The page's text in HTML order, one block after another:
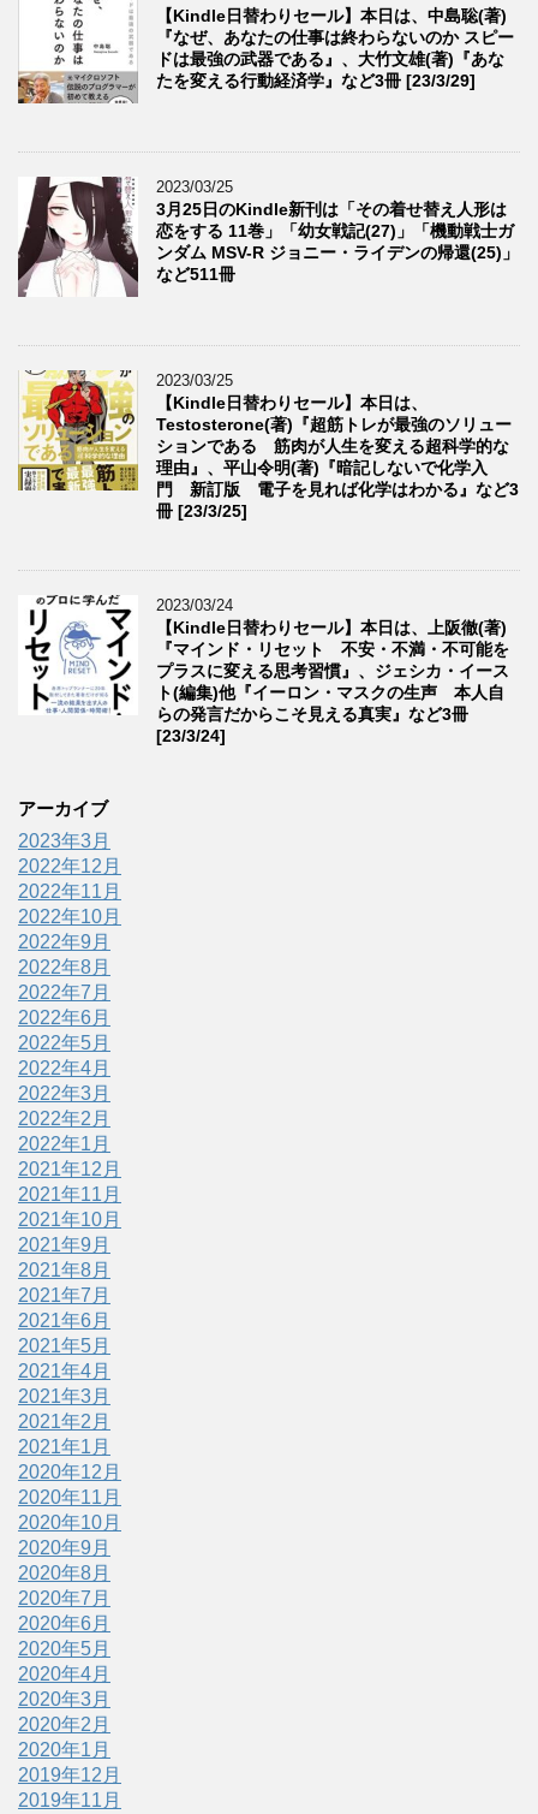
【Kindle日替わりセール】本日は、中島聡(著)
『なぜ、あなたの仕事は終わらないのか スピー
ドは最強の武器である』、大竹文雄(著)『あな
たを変える行動経済学』など3冊 [23/3/29]
2023/03/25
3月25日のKindle新刊は「その着せ替え人形は
恋をする 11巻」「幼女戦記(27)」「機動戦士ガ
ンダム MSV-R ジョニー・ライデンの帰還(25)」
など511冊
2023/03/25
【Kindle日替わりセール】本日は、
Testosterone(著)『超筋トレが最強のソリュー
ションである 筋肉が人生を変える超科学的な
理由』、平山令明(著)『暗記しないで化学入
門 新訂版 電子を見れば化学はわかる』など3
冊 [23/3/25]
2023/03/24
【Kindle日替わりセール】本日は、上阪徹(著)
『マインド・リセット 不安・不満・不可能を
プラスに変える思考習慣』、ジェシカ・イース
ト(編集)他『イーロン・マスクの生声 本人自
らの発言だからこそ見える真実』など3冊
[23/3/24]
アーカイブ
2023年3月
2022年12月
2022年11月
2022年10月
2022年9月
2022年8月
2022年7月
2022年6月
2022年5月
2022年4月
2022年3月
2022年2月
2022年1月
2021年12月
2021年11月
2021年10月
2021年9月
2021年8月
2021年7月
2021年6月
2021年5月
2021年4月
2021年3月
2021年2月
2021年1月
2020年12月
2020年11月
2020年10月
2020年9月
2020年8月
2020年7月
2020年6月
2020年5月
2020年4月
2020年3月
2020年2月
2020年1月
2019年12月
2019年11月